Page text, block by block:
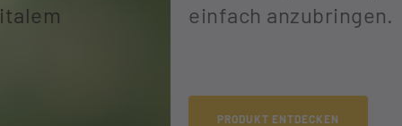
einfach anzubringen.